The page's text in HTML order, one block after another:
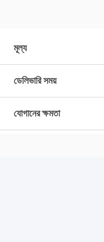
মূল্য
ডেলিভারি সময়
যোগানের ক্ষমতা